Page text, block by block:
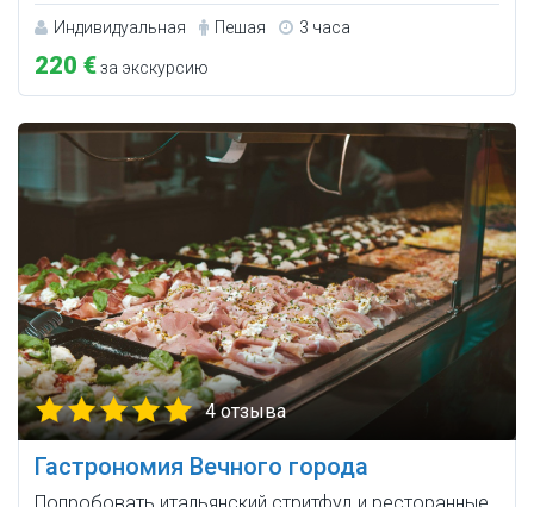
Индивидуальная Пешая 3 часа
220 €за экскурсию
4 отзыва
Гастрономия Вечного города